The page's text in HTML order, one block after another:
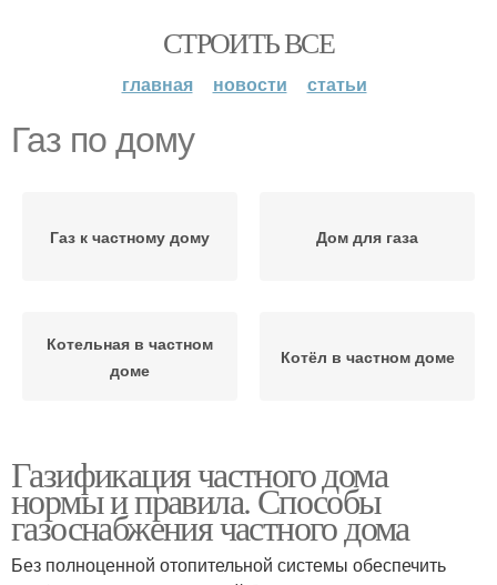
СТРОИТЬ ВСЕ
главная новости статьи
Газ по дому
Газ к частному дому Дом для газа
Котельная в частном
доме
Котёл в частном доме
Газификация частного дома
нормы и правила. Способы
газоснабжения частного дома
Без полноценной отопительной системы обеспечить